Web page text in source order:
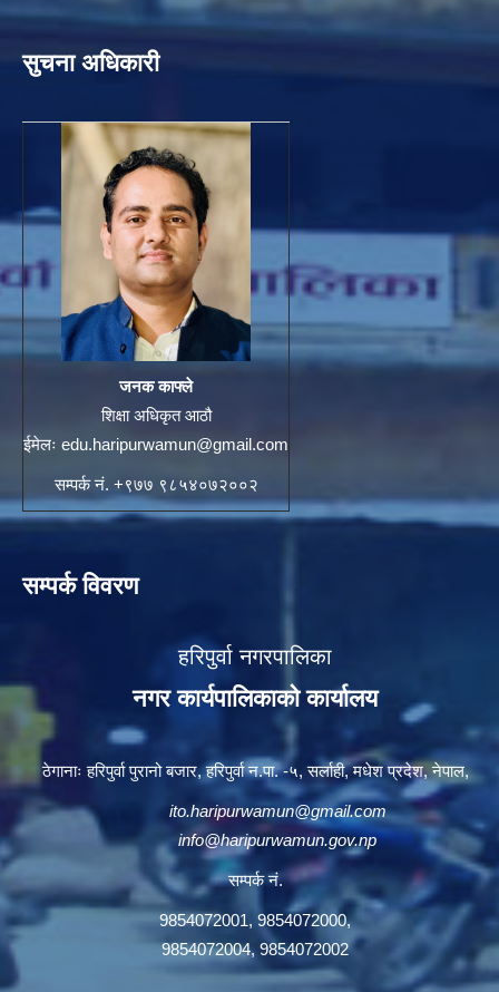
सुचना अधिकारी
जनक काफ्ले
शिक्षा अधिकृत आठौ
ईमेलः edu.haripurwamun@gmail.com
सम्पर्क नं. +९७७ ९८५४०७२००२
सम्पर्क विवरण
हरिपुर्वा नगरपालिका
नगर कार्यपालिकाको कार्यालय
ठेगानाः हरिपुर्वा पुरानो बजार, हरिपुर्वा न.पा. -५, सर्लाही, मधेश प्रदेश, नेपाल,
ito.haripurwamun@gmail.com
info@haripurwamun.gov.np
सम्पर्क नं.
9854072001, 9854072000,
9854072004, 9854072002